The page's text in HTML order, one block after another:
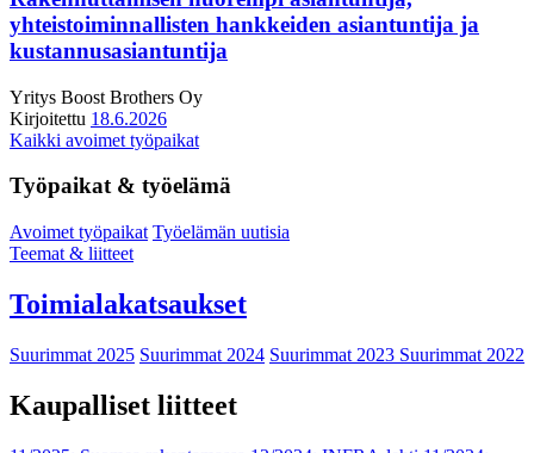
yhteistoiminnallisten hankkeiden asiantuntija ja
kustannusasiantuntija
Yritys Boost Brothers Oy
Kirjoitettu 18.6.2026
Kaikki avoimet työpaikat
Työpaikat & työelämä
Avoimet työpaikat Työelämän uutisia
Teemat & liitteet
Toimialakatsaukset
Suurimmat 2025 Suurimmat 2024 Suurimmat 2023 Suurimmat 2022
Kaupalliset liitteet